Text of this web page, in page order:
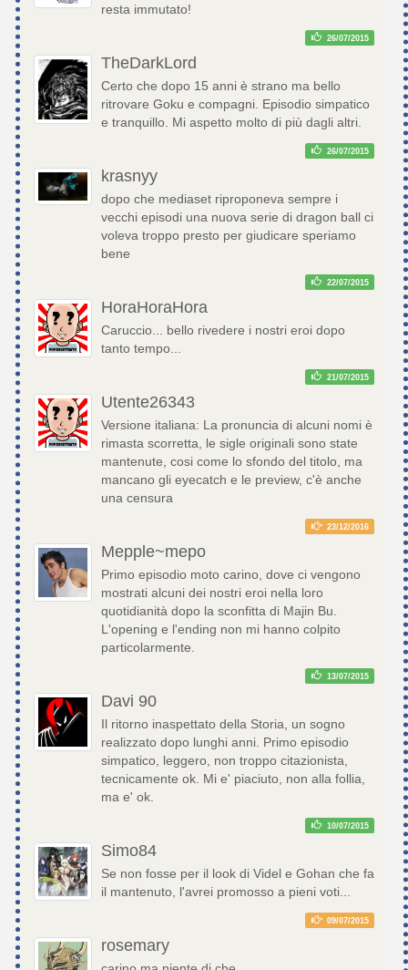
resta immutato!
26/07/2015
TheDarkLord
Certo che dopo 15 anni è strano ma bello
ritrovare Goku e compagni. Episodio simpatico
e tranquillo. Mi aspetto molto di più dagli altri.
26/07/2015
krasnyy
dopo che mediaset riproponeva sempre i
vecchi episodi una nuova serie di dragon ball ci
voleva troppo presto per giudicare speriamo
bene
22/07/2015
HoraHoraHora
Caruccio... bello rivedere i nostri eroi dopo
tanto tempo...
21/07/2015
Utente26343
Versione italiana: La pronuncia di alcuni nomi è
rimasta scorretta, le sigle originali sono state
mantenute, cosi come lo sfondo del titolo, ma
mancano gli eyecatch e le preview, c'è anche
una censura
23/12/2016
Mepple~mepo
Primo episodio moto carino, dove ci vengono
mostrati alcuni dei nostri eroi nella loro
quotidianità dopo la sconfitta di Majin Bu.
L'opening e l'ending non mi hanno colpito
particolarmente.
13/07/2015
Davi 90
Il ritorno inaspettato della Storia, un sogno
realizzato dopo lunghi anni. Primo episodio
simpatico, leggero, non troppo citazionista,
tecnicamente ok. Mi e' piaciuto, non alla follia,
ma e' ok.
10/07/2015
Simo84
Se non fosse per il look di Videl e Gohan che fa
il mantenuto, l'avrei promosso a pieni voti...
09/07/2015
rosemary